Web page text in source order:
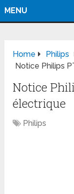
MENU
Home
Philips
Notice Philips
Notice
électrique
Philips